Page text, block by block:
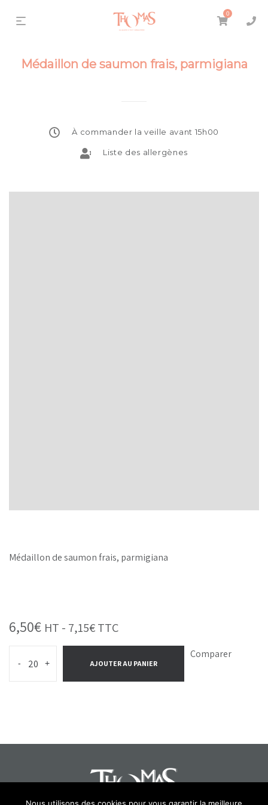
0
Médaillon de saumon frais, parmigiana
À commander la veille avant 15h00
Liste des allergènes
Médaillon de saumon frais, parmigiana
6,50€ HT - 7,15€TTC
- + AJOUTER AU PANIER
Comparer